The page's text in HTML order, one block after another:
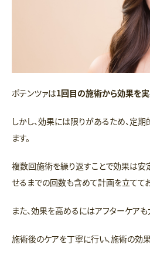
ポテンツァは1回目の施術から効果を
しかし、効果には限りがあるため、定
ます。
複数回施術を繰り返すことで効果は安
せるまでの回数も含めて計画を立てて
また、効果を高めるにはアフターケアも
施術後のケアを丁寧に行い、施術の効果